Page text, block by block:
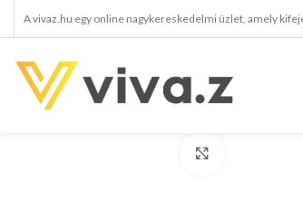
A vivaz.hu egy online nagykereskedelmi üzlet, amely